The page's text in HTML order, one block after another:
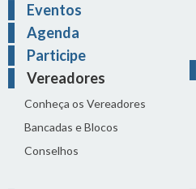
Eventos
Agenda
Participe
Vereadores
Conheça os Vereadores
Bancadas e Blocos
Conselhos